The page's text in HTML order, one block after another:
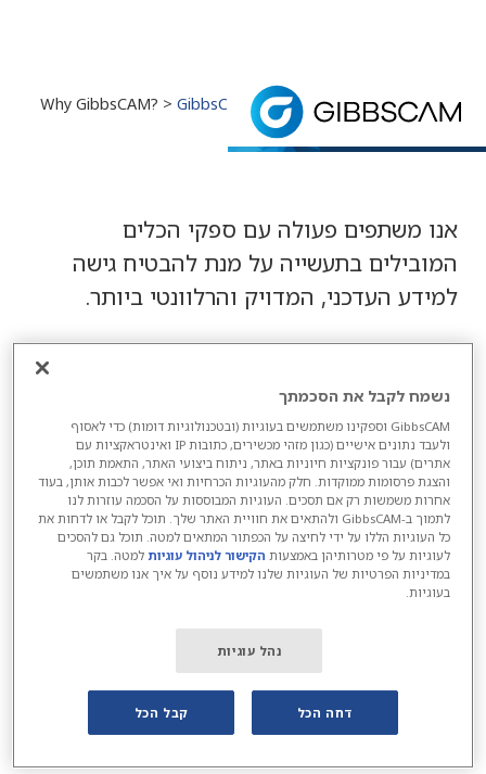
Home
> Why GibbsCAM? >
GibbsCAM Partners> Tooling
Partners
שותפים לכלי העיבוד
אנו משתפים פעולה עם ספקי הכלים
המובילים בתעשייה על מנת להבטיח גישה
למידע העדכני, המדויק והרלוונטי ביותר.
Garr Tool
מוצק בעל ביצועים גבוהים. לחברה מורשת של
איכות גבוהה הנתמכת בשירות אישי.
Harvey Performance & Helical
Harvey Performance Company מחויבת
לספק מוצרים, שירותים ופתרונות ברמה
עולמית המגדילים את הפרודוקטיביות עבור
לקוחות בתעשיות הייצור ועיבוד מתכות. חברת
Harvey Tool ידועים כספקים שקיים אצלם
נשמח לקבל את הסכמתך
GibbsCAM וספקינו משתמשים בעוגיות (ובטכנולוגיות דומות) כדי לאסוף
ולעבד נתונים אישיים (כגון מזהי מכשירים, כתובות IP ואינטראקציות עם
אתרים) עבור פונקציות חיוניות באתר, ניתוח ביצועי האתר, התאמת תוכן,
והצגת פרסומות ממוקדות. חלק מהעוגיות הכרחיות ואי אפשר לכבות אותן, בעוד
אחרות משמשות רק אם תסכים. העוגיות המבוססות על הסכמה עוזרות לנו
לתמוך ב-GibbsCAM ולהתאים את חוויית האתר שלך. תוכל לקבל או לדחות את
כל העוגיות הללו על ידי לחיצה על הכפתור המתאים למטה. תוכל גם להסכים
לעוגיות על פי מטרותיהן באמצעות הקישור לניהול עוגיות למטה. בקר
במדיניות הפרטיות של העוגיות שלנו למידע נוסף על איך אנו משתמשים
בעוגיות.
נהל עוגיות
דחה הכל קבל הכל